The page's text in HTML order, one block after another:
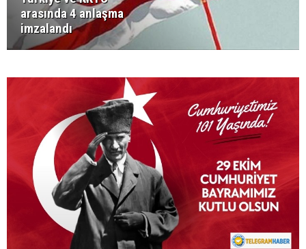
arasında 4 anlaşma
imzalandı